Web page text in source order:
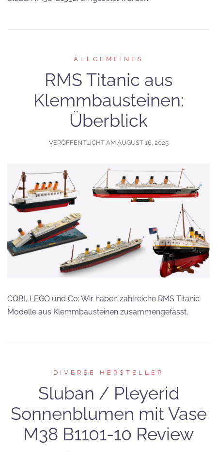
ALLGEMEINES
RMS Titanic aus
Klemmbausteinen:
Überblick
VERÖFFENTLICHT AM AUGUST 16, 2025
COBI, LEGO und Co: Wir haben zahlreiche RMS Titanic
Modelle aus Klemmbausteinen zusammengefasst.
DIVERSE HERSTELLER
Sluban / Pleyerid
Sonnenblumen mit Vase
M38 B1101-10 Review